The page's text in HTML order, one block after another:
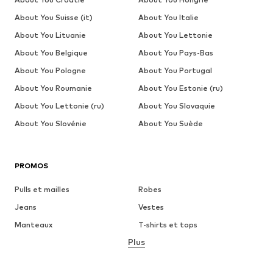
PROMOS
Pulls et mailles
Robes
Jeans
Vestes
Manteaux
T-shirts et tops
Lingerie
Plus
About You Suisse (it)
About You Italie
About You Lituanie
About You Lettonie
About You Belgique
About You Pays-Bas
About You Pologne
About You Portugal
About You Roumanie
About You Estonie (ru)
About You Lettonie (ru)
About You Slovaquie
About You Slovénie
About You Suède